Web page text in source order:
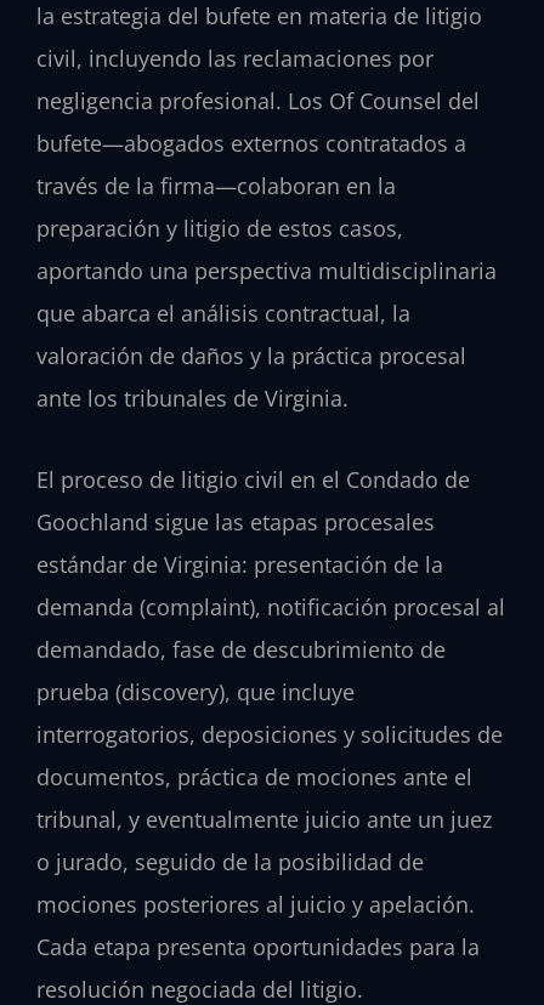
la estrategia del bufete en materia de litigio
civil, incluyendo las reclamaciones por
negligencia profesional. Los Of Counsel del
bufete—abogados externos contratados a
través de la firma—colaboran en la
preparación y litigio de estos casos,
aportando una perspectiva multidisciplinaria
que abarca el análisis contractual, la
valoración de daños y la práctica procesal
ante los tribunales de Virginia.
El proceso de litigio civil en el Condado de
Goochland sigue las etapas procesales
estándar de Virginia: presentación de la
demanda (complaint), notificación procesal al
demandado, fase de descubrimiento de
prueba (discovery), que incluye
interrogatorios, deposiciones y solicitudes de
documentos, práctica de mociones ante el
tribunal, y eventualmente juicio ante un juez
o jurado, seguido de la posibilidad de
mociones posteriores al juicio y apelación.
Cada etapa presenta oportunidades para la
resolución negociada del litigio.